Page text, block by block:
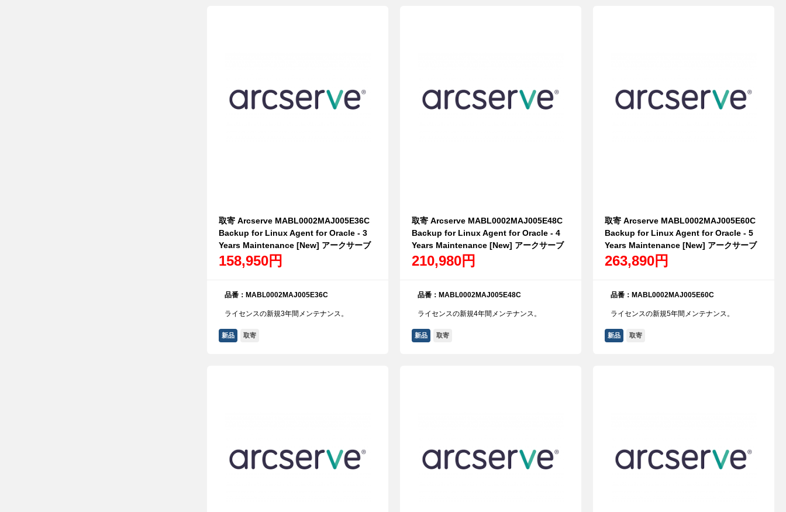
取寄 Arcserve MABL0002MAJ005E36C
Backup for Linux Agent for Oracle - 3
Years Maintenance [New] アークサーブ
158,950円
品番：MABL0002MAJ005E36C
ライセンスの新規3年間メンテナンス。
新品 取寄
取寄 Arcserve MABL0002MAJ005E48C
Backup for Linux Agent for Oracle - 4
Years Maintenance [New] アークサーブ
210,980円
品番：MABL0002MAJ005E48C
ライセンスの新規4年間メンテナンス。
新品 取寄
取寄 Arcserve MABL0002MAJ005E60C
Backup for Linux Agent for Oracle - 5
Years Maintenance [New] アークサーブ
263,890円
品番：MABL0002MAJ005E60C
ライセンスの新規5年間メンテナンス。
新品 取寄